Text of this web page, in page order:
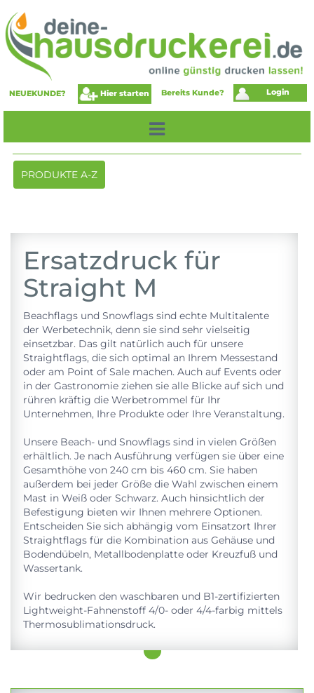
NEUEKUNDE? Hier starten Bereits Kunde? Login
Toggle
navigation
PRODUKTE A-Z
Ersatzdruck für
Straight M
Beachflags und Snowflags sind echte Multitalente
der Werbetechnik, denn sie sind sehr vielseitig
einsetzbar. Das gilt natürlich auch für unsere
Straightflags, die sich optimal an Ihrem Messestand
oder am Point of Sale machen. Auch auf Events oder
in der Gastronomie ziehen sie alle Blicke auf sich und
rühren kräftig die Werbetrommel für Ihr
Unternehmen, Ihre Produkte oder Ihre Veranstaltung.
Unsere Beach- und Snowflags sind in vielen Größen
erhältlich. Je nach Ausführung verfügen sie über eine
Gesamthöhe von 240 cm bis 460 cm. Sie haben
außerdem bei jeder Größe die Wahl zwischen einem
Mast in Weiß oder Schwarz. Auch hinsichtlich der
Befestigung bieten wir Ihnen mehrere Optionen.
Entscheiden Sie sich abhängig vom Einsatzort Ihrer
Straightflags für die Kombination aus Gehäuse und
Bodendübeln, Metallbodenplatte oder Kreuzfuß und
Wassertank.
Wir bedrucken den waschbaren und B1-zertifizierten
Lightweight-Fahnenstoff 4/0- oder 4/4-farbig mittels
Thermosublimationsdruck.